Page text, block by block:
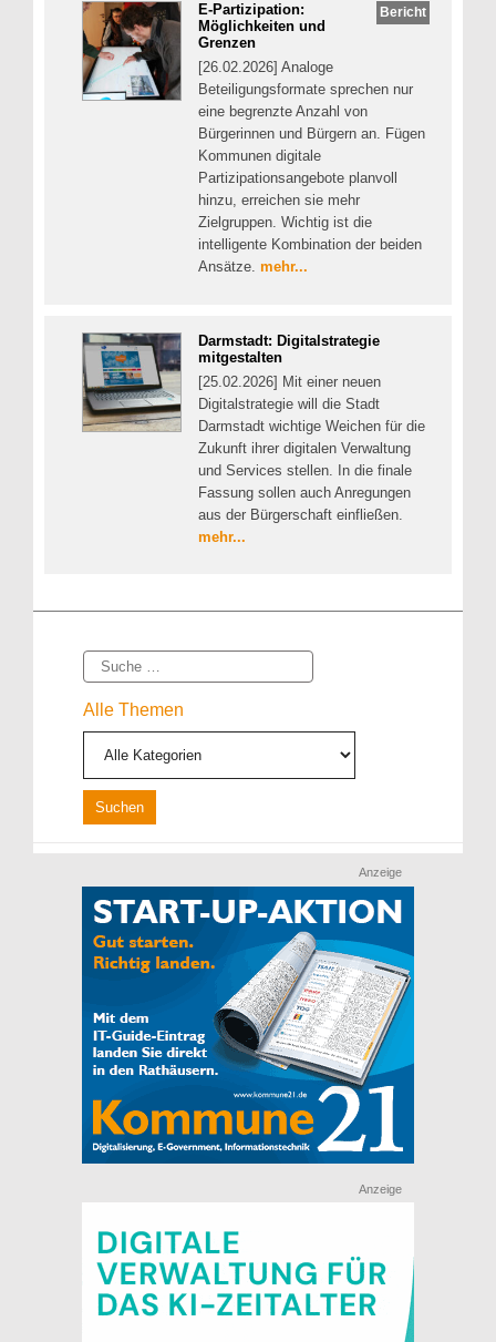
Bericht
E-Partizipation:
Möglichkeiten und
Grenzen
[26.02.2026] Analoge
Beteiligungsformate sprechen nur
eine begrenzte Anzahl von
Bürgerinnen und Bürgern an. Fügen
Kommunen digitale
Partizipationsangebote planvoll
hinzu, erreichen sie mehr
Zielgruppen. Wichtig ist die
intelligente Kombination der beiden
Ansätze. mehr...
Darmstadt: Digitalstrategie
mitgestalten
[25.02.2026] Mit einer neuen
Digitalstrategie will die Stadt
Darmstadt wichtige Weichen für die
Zukunft ihrer digitalen Verwaltung
und Services stellen. In die finale
Fassung sollen auch Anregungen
aus der Bürgerschaft einfließen.
mehr...
Suche
Alle Themen
Anzeige
Anzeige